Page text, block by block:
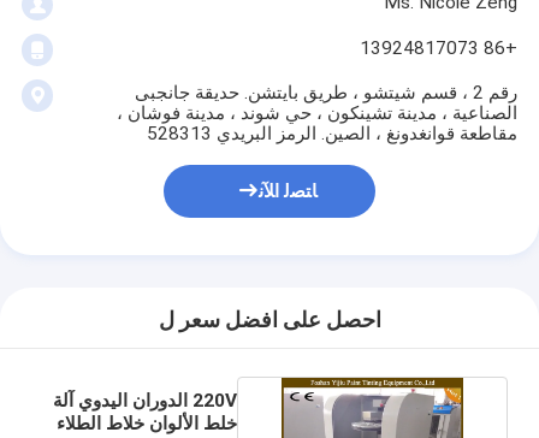
+86 13924817073
رقم 2 ، قسم شيتشو ، طريق بايتشن. حديقة جانجبى
الصناعية ، مدينة تشينكون ، حي شوند ، مدينة فوشان ،
مقاطعة قوانغدونغ ، الصين. الرمز البريدي 528313
ﺎﺘﺼﻟ ﺍﻶﻧ
احصل على افضل سعر ل
220V الدوران اليدوي آلة
خلط الألوان خلاط الطلاء